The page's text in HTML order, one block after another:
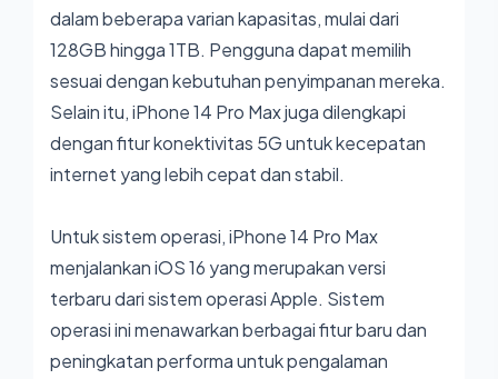
dalam beberapa varian kapasitas, mulai dari
128GB hingga 1TB. Pengguna dapat memilih
sesuai dengan kebutuhan penyimpanan mereka.
Selain itu, iPhone 14 Pro Max juga dilengkapi
dengan fitur konektivitas 5G untuk kecepatan
internet yang lebih cepat dan stabil.
Untuk sistem operasi, iPhone 14 Pro Max
menjalankan iOS 16 yang merupakan versi
terbaru dari sistem operasi Apple. Sistem
operasi ini menawarkan berbagai fitur baru dan
peningkatan performa untuk pengalaman